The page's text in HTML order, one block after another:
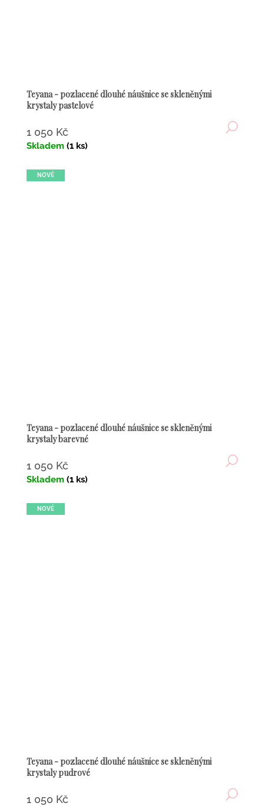
Teyana - pozlacené dlouhé náušnice se skleněnými
krystaly pastelové
1 050 Kč
Skladem (1 ks)
NOVÉ
Teyana - pozlacené dlouhé náušnice se skleněnými
krystaly barevné
1 050 Kč
Skladem (1 ks)
NOVÉ
Teyana - pozlacené dlouhé náušnice se skleněnými
krystaly pudrové
1 050 Kč